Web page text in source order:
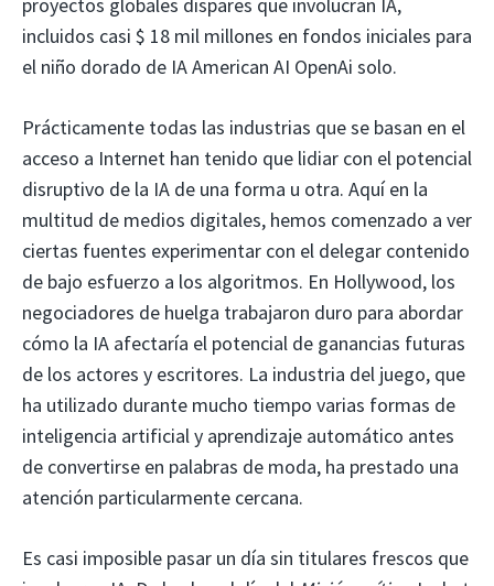
incluidos casi $ 18 mil millones en fondos iniciales para
el niño dorado de IA American AI OpenAi solo.
Prácticamente todas las industrias que se basan en el
acceso a Internet han tenido que lidiar con el potencial
disruptivo de la IA de una forma u otra. Aquí en la
multitud de medios digitales, hemos comenzado a ver
ciertas fuentes experimentar con el delegar contenido
de bajo esfuerzo a los algoritmos. En Hollywood, los
negociadores de huelga trabajaron duro para abordar
cómo la IA afectaría el potencial de ganancias futuras
de los actores y escritores. La industria del juego, que
ha utilizado durante mucho tiempo varias formas de
inteligencia artificial y aprendizaje automático antes
de convertirse en palabras de moda, ha prestado una
atención particularmente cercana.
Es casi imposible pasar un día sin titulares frescos que